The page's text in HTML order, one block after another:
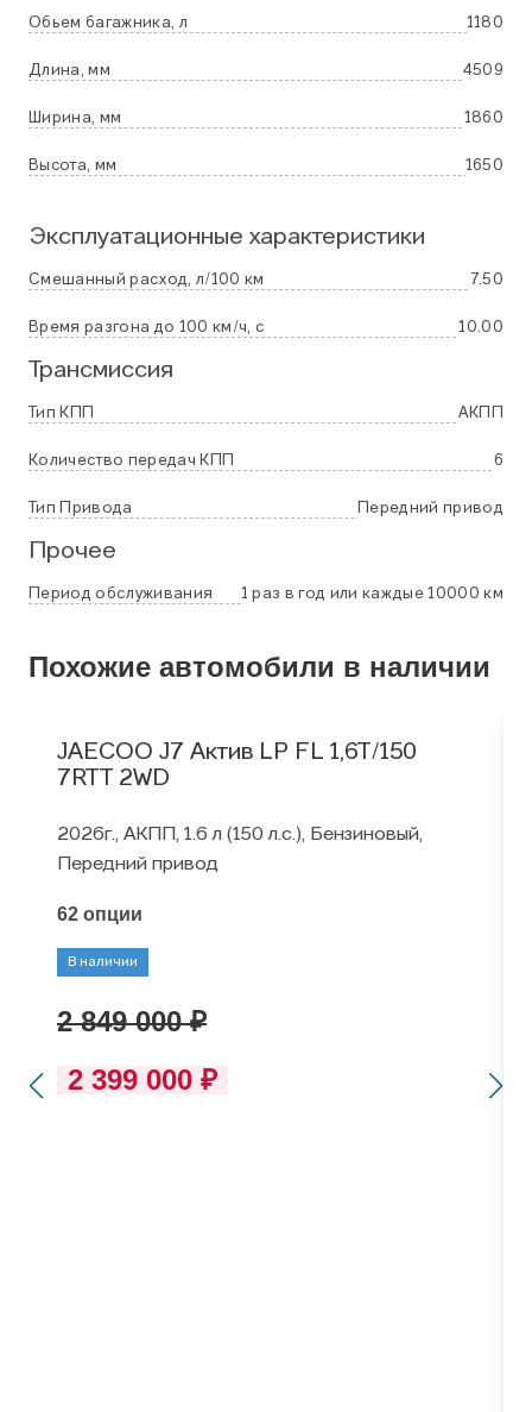
Обьем багажника, л 1180
Длина, мм 4509
Ширина, мм 1860
Высота, мм 1650
Эксплуатационные характеристики
Смешанный расход, л/100 км 7.50
Время разгона до 100 км/ч, с 10.00
Трансмиссия
Тип КПП АКПП
Количество передач КПП 6
Тип Привода Передний привод
Прочее
Период обслуживания 1 раз в год или каждые 10000 км
Похожие автомобили в наличии
JAECOO J7 Актив LP FL 1,6T/150
7RTT 2WD
2026г., АКПП, 1.6 л (150 л.с.), Бензиновый,
Передний привод
62 опции
В наличии
2 849 000 ₽
2 399 000 ₽